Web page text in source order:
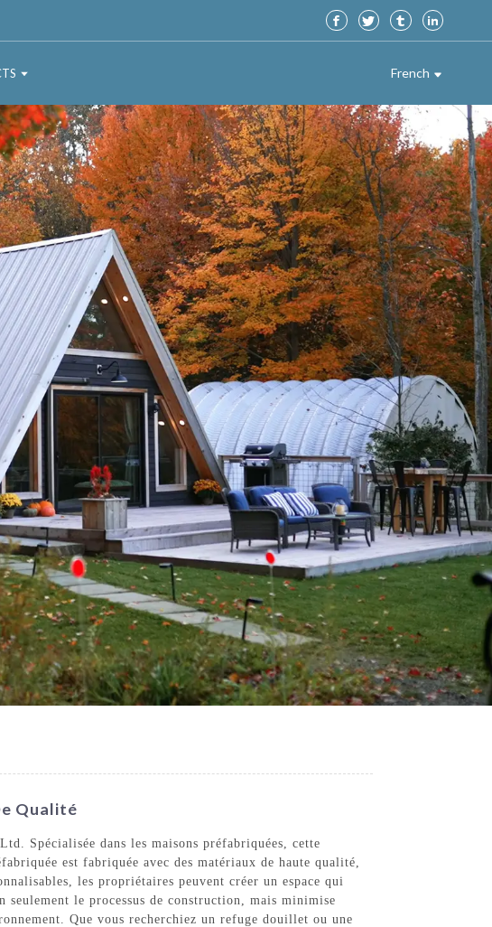
French
Qualité
Spécialisée dans les maisons préfabriquées, cette
est fabriquée avec des matériaux de haute qualité,
les propriétaires peuvent créer un espace qui
le processus de construction, mais minimise
Que vous recherchiez un refuge douillet ou une